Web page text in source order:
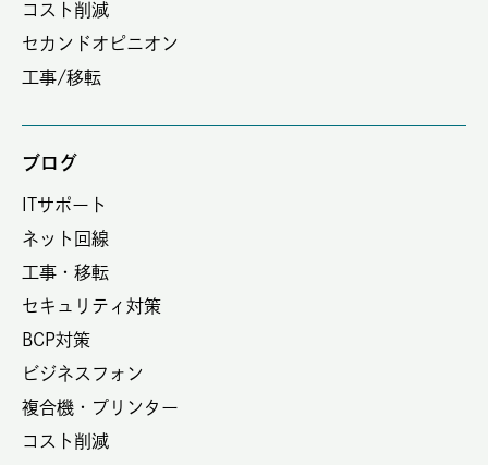
コスト削減
セカンドオピニオン
工事/移転
ブログ
ITサポート
ネット回線
工事・移転
セキュリティ対策
BCP対策
ビジネスフォン
複合機・プリンター
コスト削減